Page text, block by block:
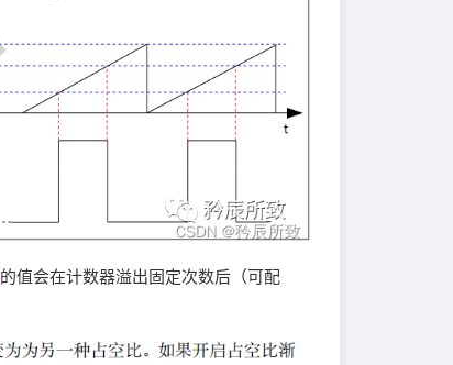
的值会在计数器溢出固定次数后（可配